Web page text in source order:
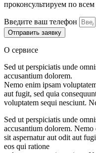
проконсультируем по
Введите ваш телефон
Отправить заявку
О сервисе
Sed ut perspiciatis unde
accusantium dolorem.
Nemo enim ipsam
aut fugit, sed quia
voluptatem sequi nesciunt.
Sed ut perspiciatis unde
accusantium dolorem.
sit aspernatur aut odit aut
eos qui ratione